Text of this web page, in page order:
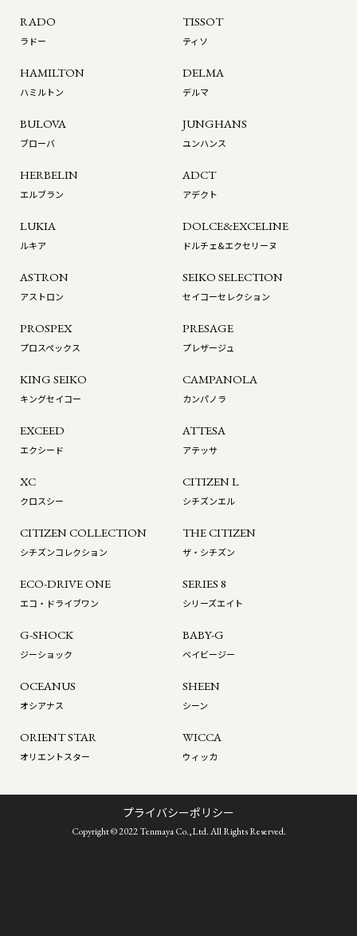
RADO
ラドー
TISSOT
ティソ
HAMILTON
ハミルトン
DELMA
デルマ
BULOVA
ブローバ
JUNGHANS
ユンハンス
HERBELIN
エルブラン
ADCT
アデクト
LUKIA
ルキア
DOLCE&EXCELINE
ドルチェ&エクセリーヌ
ASTRON
アストロン
SEIKO SELECTION
セイコーセレクション
PROSPEX
プロスペックス
PRESAGE
プレザージュ
KING SEIKO
キングセイコー
CAMPANOLA
カンパノラ
EXCEED
エクシード
ATTESA
アテッサ
XC
クロスシー
CITIZEN L
シチズンエル
CITIZEN COLLECTION
シチズンコレクション
THE CITIZEN
ザ・シチズン
ECO-DRIVE ONE
エコ・ドライブワン
SERIES 8
シリーズエイト
G-SHOCK
ジーショック
BABY-G
ベイビージー
OCEANUS
オシアナス
SHEEN
シーン
ORIENT STAR
オリエントスター
WICCA
ウィッカ
プライバシーポリシー
Copyright © 2022 Tenmaya Co.,Ltd. All Rights Reserved.